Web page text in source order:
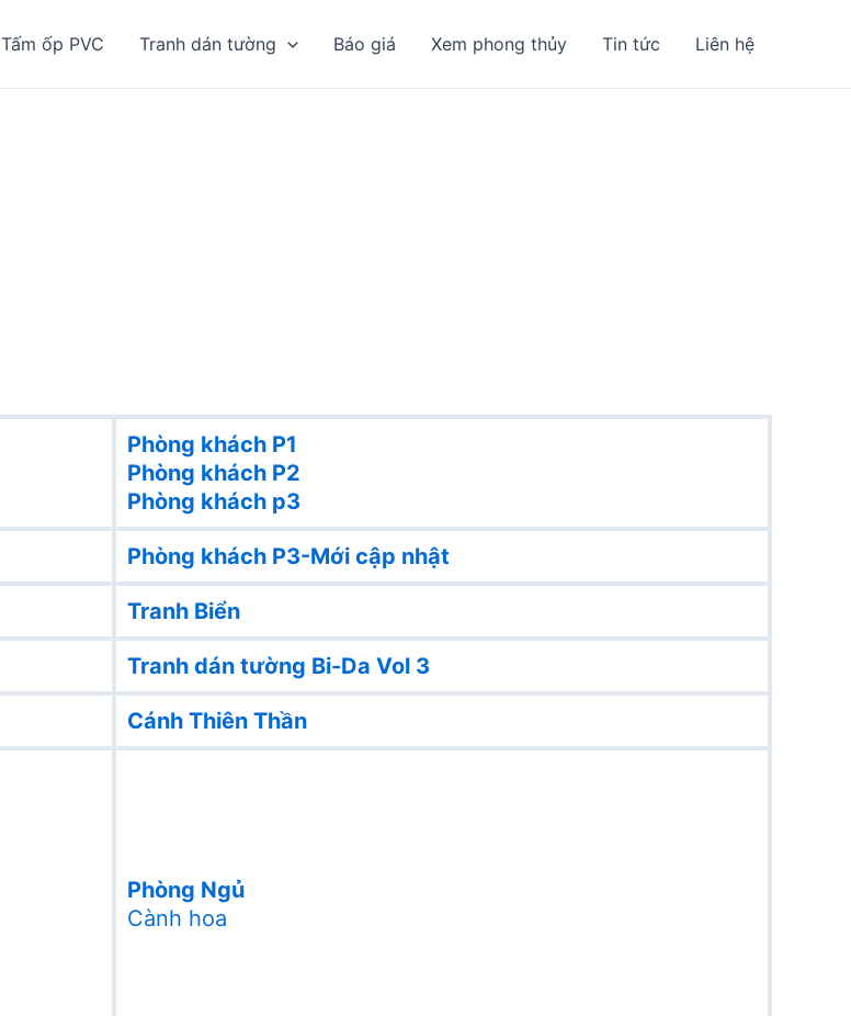
Tấm ốp PVC Tranh dán tường Báo giá Xem phong thủy Tin tức Liên hệ
Phòng khách P1
Phòng khách P2
Phòng khách p3
Phòng khách P3-Mới cập nhật
Tranh Biển
Tranh dán tường Bi-Da Vol 3
Cánh Thiên Thần
Phòng Ngủ
Cành hoa